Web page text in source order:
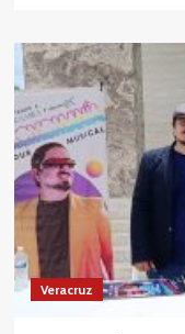
Veracruz